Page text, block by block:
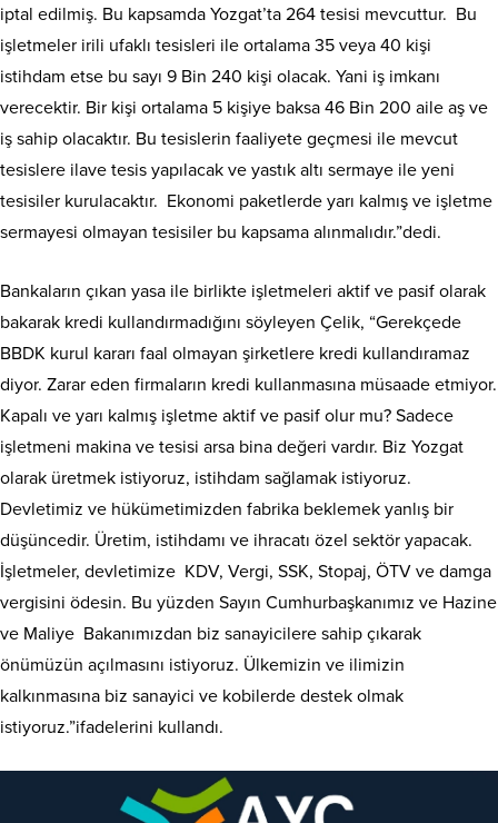
iptal edilmiş. Bu kapsamda Yozgat’ta 264 tesisi mevcuttur. Bu
işletmeler irili ufaklı tesisleri ile ortalama 35 veya 40 kişi
istihdam etse bu sayı 9 Bin 240 kişi olacak. Yani iş imkanı
verecektir. Bir kişi ortalama 5 kişiye baksa 46 Bin 200 aile aş ve
iş sahip olacaktır. Bu tesislerin faaliyete geçmesi ile mevcut
tesislere ilave tesis yapılacak ve yastık altı sermaye ile yeni
tesisiler kurulacaktır. Ekonomi paketlerde yarı kalmış ve işletme
sermayesi olmayan tesisiler bu kapsama alınmalıdır.”dedi.
Bankaların çıkan yasa ile birlikte işletmeleri aktif ve pasif olarak
bakarak kredi kullandırmadığını söyleyen Çelik, “Gerekçede
BBDK kurul kararı faal olmayan şirketlere kredi kullandıramaz
diyor. Zarar eden firmaların kredi kullanmasına müsaade etmiyor.
Kapalı ve yarı kalmış işletme aktif ve pasif olur mu? Sadece
işletmeni makina ve tesisi arsa bina değeri vardır. Biz Yozgat
olarak üretmek istiyoruz, istihdam sağlamak istiyoruz.
Devletimiz ve hükümetimizden fabrika beklemek yanlış bir
düşüncedir. Üretim, istihdamı ve ihracatı özel sektör yapacak.
İşletmeler, devletimize KDV, Vergi, SSK, Stopaj, ÖTV ve damga
vergisini ödesin. Bu yüzden Sayın Cumhurbaşkanımız ve Hazine
ve Maliye Bakanımızdan biz sanayicilere sahip çıkarak
önümüzün açılmasını istiyoruz. Ülkemizin ve ilimizin
kalkınmasına biz sanayici ve kobilerde destek olmak
istiyoruz.”ifadelerini kullandı.